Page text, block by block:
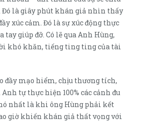
Đó là giây phút khán giả nhìn thấy
xúc cảm. Đó là sự xúc động thực
giúp đỡ. Có lẽ qua Anh Hùng,
khó khăn, tiếng ting ting của tài
đầy mạo hiểm, chịu thương tích,
tự thực hiện 100% các cảnh đu
nhất là khi ông Hùng phải kết
giờ khiến khán giả thất vọng với